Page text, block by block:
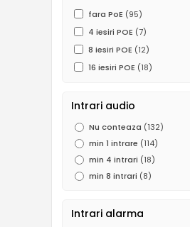
fara PoE (95)
4 iesiri POE (7)
8 iesiri POE (12)
16 iesiri POE (18)
Intrari audio
Nu conteaza (132)
min 1 intrare (114)
min 4 intrari (18)
min 8 intrari (8)
Intrari alarma